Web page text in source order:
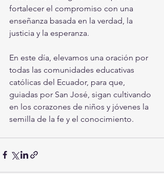
fortalecer el compromiso con una
enseñanza basada en la verdad, la
justicia y la esperanza.
En este día, elevamos una oración por
todas las comunidades educativas
católicas del Ecuador, para que,
guiadas por San José, sigan cultivando
en los corazones de niños y jóvenes la
semilla de la fe y el conocimiento.